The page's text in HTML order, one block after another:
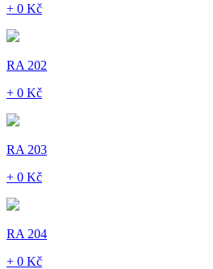
+ 0 Kč
RA 202
+ 0 Kč
RA 203
+ 0 Kč
RA 204
+ 0 Kč